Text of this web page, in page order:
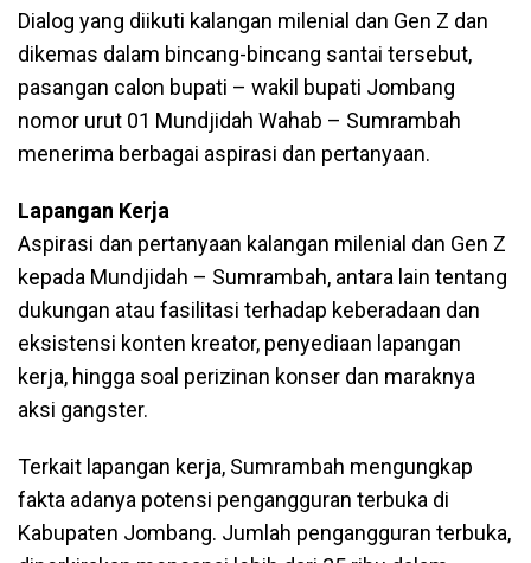
Dialog yang diikuti kalangan milenial dan Gen Z dan
dikemas dalam bincang-bincang santai tersebut,
pasangan calon bupati – wakil bupati Jombang
nomor urut 01 Mundjidah Wahab – Sumrambah
menerima berbagai aspirasi dan pertanyaan.
Lapangan Kerja
Aspirasi dan pertanyaan kalangan milenial dan Gen Z
kepada Mundjidah – Sumrambah, antara lain tentang
dukungan atau fasilitasi terhadap keberadaan dan
eksistensi konten kreator, penyediaan lapangan
kerja, hingga soal perizinan konser dan maraknya
aksi gangster.
Terkait lapangan kerja, Sumrambah mengungkap
fakta adanya potensi pengangguran terbuka di
Kabupaten Jombang. Jumlah pengangguran terbuka,